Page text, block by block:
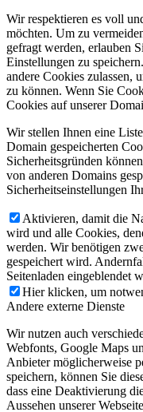
Wir respektieren es voll
möchten. Um zu
gefragt werden, erlauben
Einstellungen zu
andere Cookies zulassen,
zu können. Wenn Sie
Cookies auf unserer
Wir stellen Ihnen eine
Domain gespeicherten
Sicherheitsgründen
von anderen Domains
Sicherheitseinstellungen
Aktivieren, damit die
wird und alle Cookies,
werden. Wir benötigen
gespeichert wird.
Seitenladen eingeblendet
Hier klicken, um
Andere externe Dienste
Wir nutzen auch
Webfonts, Google Maps
Anbieter möglicherweise
speichern, können Sie
dass eine Deaktivierung
Aussehen unserer